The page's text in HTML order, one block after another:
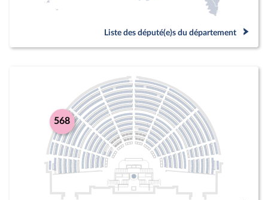
Liste des député(e)s du département
568